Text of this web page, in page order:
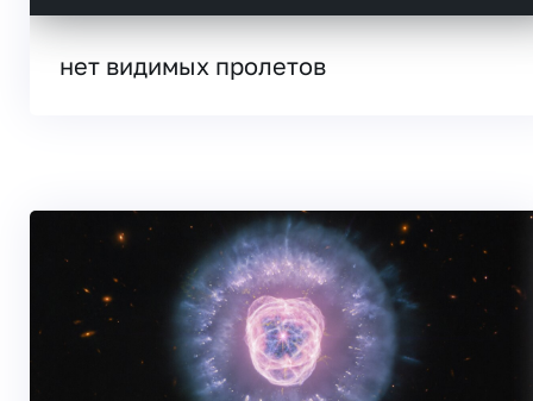
нет видимых пролетов